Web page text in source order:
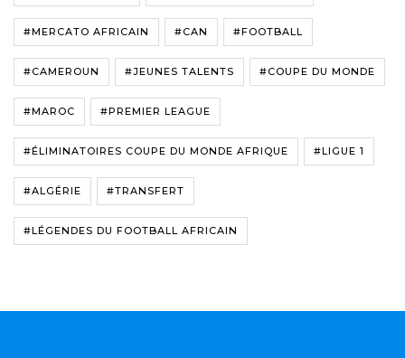
#MERCATO AFRICAIN #CAN #FOOTBALL
#CAMEROUN #JEUNES TALENTS #COUPE DU MONDE
#MAROC #PREMIER LEAGUE
#ÉLIMINATOIRES COUPE DU MONDE AFRIQUE #LIGUE 1
#ALGÉRIE #TRANSFERT
#LÉGENDES DU FOOTBALL AFRICAIN